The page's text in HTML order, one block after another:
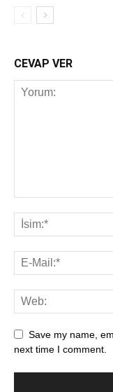
CEVAP VER
Save my name,
next time I comment.